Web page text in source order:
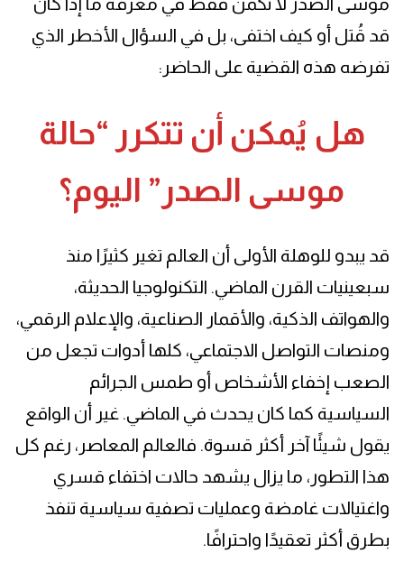
قد قُتل أو كيف اختفى، بل في السؤال الأخطر الذي
تفرضه هذه القضية على الحاضر:
هل يُمكن أن تتكرر “حالة
موسى الصدر” اليوم؟
قد يبدو للوهلة الأولى أن العالم تغير كثيرًا منذ
سبعينيات القرن الماضي. التكنولوجيا الحديثة،
والهواتف الذكية، والأقمار الصناعية، والإعلام الرقمي،
ومنصات التواصل الاجتماعي، كلها أدوات تجعل من
الصعب إخفاء الأشخاص أو طمس الجرائم
السياسية كما كان يحدث في الماضي. غير أن الواقع
يقول شيئًا آخر أكثر قسوة. فالعالم المعاصر، رغم كل
هذا التطور، ما يزال يشهد حالات اختفاء قسري
واغتيالات غامضة وعمليات تصفية سياسية تنفذ
بطرق أكثر تعقيدًا واحترافًا.